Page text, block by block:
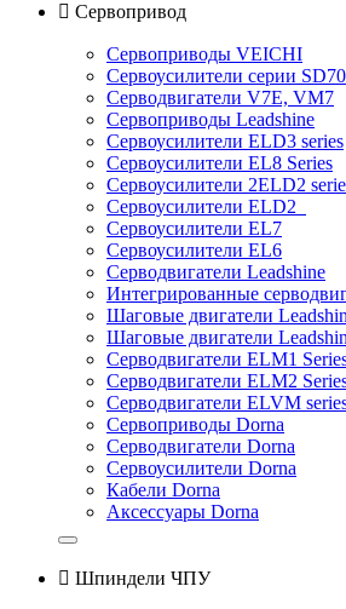
 Сервопривод
Сервоприводы VEICHI
Сервоусилители серии
Серводвигатели V7E, VM7
Сервоприводы Leadshine
Сервоусилители ELD3 series
Сервоусилители EL8 Series
Сервоусилители 2ELD2
Сервоусилители ELD2
Сервоусилители EL7
Сервоусилители EL6
Серводвигатели Leadshine
Интегрированные
Шаговые двигатели
Шаговые двигатели
Серводвигатели ELM1
Серводвигатели ELM2
Серводвигатели ELVM
Сервоприводы Dorna
Серводвигатели Dorna
Сервоусилители Dorna
Кабели Dorna
Аксессуары Dorna
 Шпиндели ЧПУ